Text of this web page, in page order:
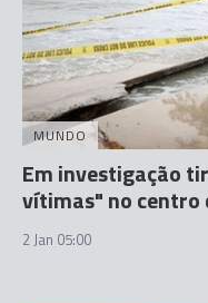
MUNDO
Em investigação
vítimas" no centro
2 Jan 05:00